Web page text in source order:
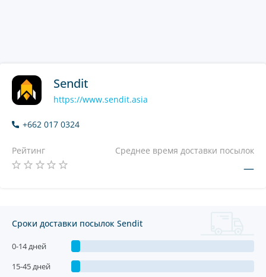
Sendit
https://www.sendit.asia
+662 017 0324
Рейтинг Среднее время доставки посылок
—
Сроки доставки посылок Sendit
0-14 дней
15-45 дней